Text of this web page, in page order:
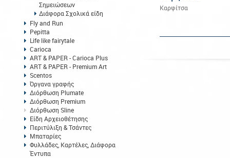
Σημειώσεων
Διάφορα Σχολικά είδη
Fly and Run
Pepitta
Life like fairytale
Carioca
ART & PAPER - Carioca Plus
ART & PAPER - Premium Art
Scentos
Όργανα γραφής
Διόρθωση Plumate
Διόρθωση Premium
Διόρθωση Sline
Είδη Αρχειοθέτησης
Περιτύλιξη & Τσάντες
Μπαταρίες
Φυλλάδες, Καρτέλες, Διάφορα
Έντυπα
Καρφίτσα